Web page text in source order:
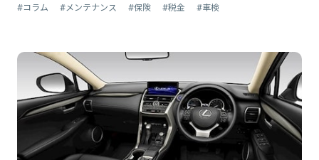
#コラム #メンテナンス #保険 #税金 #車検